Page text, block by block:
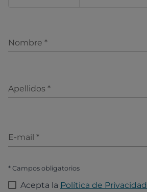
Nombre *
Apellidos *
E-mail *
* Campos obligatorios
Acepta la Política de Privacidad